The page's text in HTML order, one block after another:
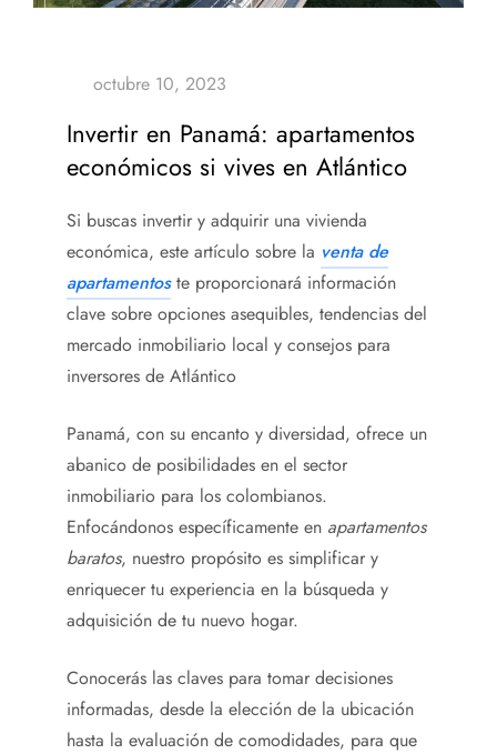
Invertir en Panamá: apartamentos
económicos si vives en Atlántico
Si buscas invertir y adquirir una vivienda
económica, este artículo sobre la venta de
apartamentoste proporcionará información
clave sobre opciones asequibles, tendencias del
mercado inmobiliario local y consejos para
inversores de Atlántico
Panamá, con su encanto y diversidad, ofrece un
abanico de posibilidades en el sector
inmobiliario para los colombianos.
Enfocándonos específicamente en apartamentos
baratos, nuestro propósito es simplificar y
enriquecer tu experiencia en la búsqueda y
adquisición de tu nuevo hogar.
Conocerás las claves para tomar decisiones
informadas, desde la elección de la ubicación
hasta la evaluación de comodidades, para que